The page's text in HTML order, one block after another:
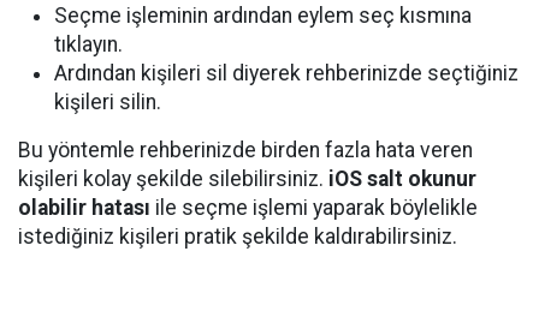
Seçme işleminin ardından eylem seç kısmına
tıklayın.
Ardından kişileri sil diyerek rehberinizde seçtiğiniz
kişileri silin.
Bu yöntemle rehberinizde birden fazla hata veren
kişileri kolay şekilde silebilirsiniz. iOS salt okunur
olabilir hatası ile seçme işlemi yaparak böylelikle
istediğiniz kişileri pratik şekilde kaldırabilirsiniz.